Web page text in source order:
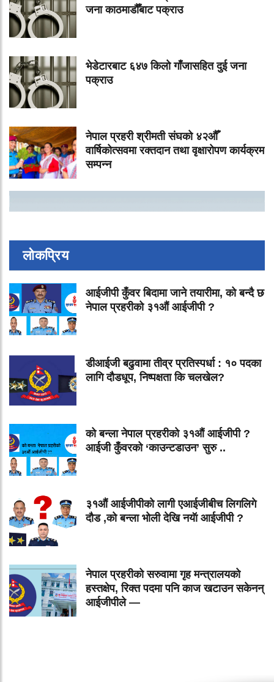
जना काठमाडौँबाट पक्राउ
भेडेटारबाट ६४७ किलो गाँजासहित दुई जना
पक्राउ
नेपाल प्रहरी श्रीमती संघको ४२औँ
वार्षिकोत्सवमा रक्तदान तथा वृक्षारोपण कार्यक्रम
सम्पन्न
लोकप्रिय
आईजीपी कुँवर बिदामा जाने तयारीमा, को बन्दै छ
नेपाल प्रहरीको ३१औं आईजीपी ?
डीआईजी बढुवामा तीव्र प्रतिस्पर्धा : १० पदका
लागि दौडधूप, निष्पक्षता कि चलखेल?
को बन्ला नेपाल प्रहरीको ३१औं आईजीपी ?
आईजी कुँवरको ‘काउन्टडाउन’ सुरु ..
३१औं आईजीपीको लागी एआईजीबीच लिगलिगे
दौड ,को बन्ला भोली देखि नयॅा आईजीपी ?
नेपाल प्रहरीको सरुवामा गृह मन्त्रालयको
हस्तक्षेप, रिक्त पदमा पनि काज खटाउन सकेनन्
आईजीपीले —